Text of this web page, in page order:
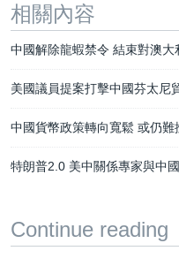
相關內容
中國解除龍蝦禁令 結束對澳大
美國議員提案打擊中國芬太尼
中國貨幣政策轉向寬鬆 或仍難
特朗普2.0 美中關係專家與中
Continue reading